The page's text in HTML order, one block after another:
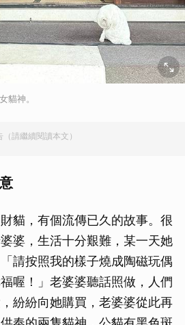
貓神。
（請繼續閱讀本文）
貓，有個流傳已久的故事。很
婆，生活十分艱難，某一天她
請按照我的樣子燒成陶磁玩偶
喔！」老婆婆聽話照做，人們
紛紛向她購買，老婆婆從此再